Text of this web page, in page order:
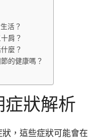
活？
肩？
麼？
的健康嗎？
症狀解析
，這些症狀可能會在